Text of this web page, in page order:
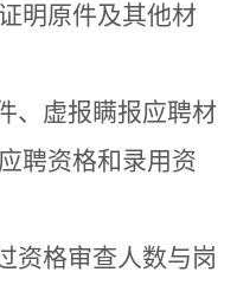
明原件及其他材
、虚报瞒报应聘材
聘资格和录用资
资格审查人数与岗